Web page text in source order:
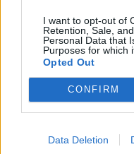
I want to opt-out of
Retention, Sale,
Personal Data that
Purposes for which
Opted Out
CONFIRM
Data Deletion